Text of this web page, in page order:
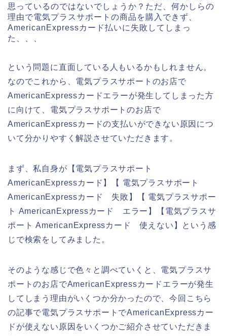
思っているのではないでしょうか？ただ、何かしらの
理由で電気プラスサポートの商品を購入できず、
AmericanExpressカード払いに失敗してしまっ
た、、、
という問題に直面している人もいるかもしれません。
なのでこれから、電気プラスサポートのお店で
AmericanExpressカードエラーが発生してしまった方
に向けて、電気プラスサポートのお店で
AmericanExpressカードの支払いができない原因につ
いて分かりやすく解説させていただきます。
まず、私自身が【電気プラスサポート
AmericanExpressカード】【 電気プラスサポート
AmericanExpressカード 失敗】【 電気プラスサポー
ト AmericanExpressカード エラー】【電気プラスサ
ポート AmericanExpressカード 使えない】という感
じで検索をしてみました。
そのような感じで色々と調べていくと、電気プラスサ
ポートのお店でAmericanExpressカードエラーが発生
してしまう理由がいくつか分かったので、今回こちら
の記事で電気プラスサポートでAmericanExpressカー
ドが使えない原因をいくつかご紹介させていただきま